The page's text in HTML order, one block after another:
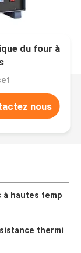
du four à
nous
à hautes temp
thermi